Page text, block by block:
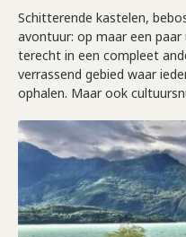
Schitterende kastelen,
avontuur: op maar een
terecht in een compleet
verrassend gebied waar
ophalen. Maar ook